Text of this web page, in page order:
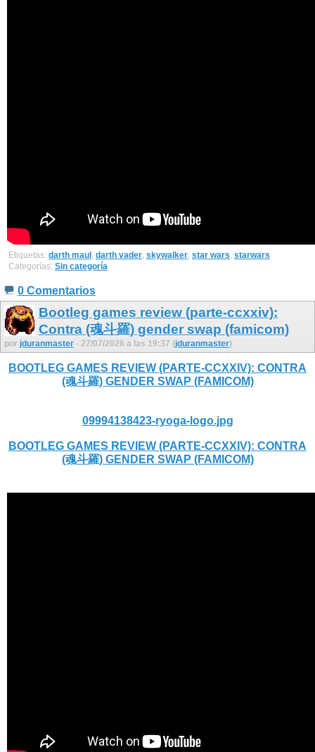
Etiquetas: darth maul darth vader skywalker star wars starwars
Categorías: Sin categoría
0 Comentarios
Bootleg games review (parte-ccxxiv):
Contra (魂斗羅) gender swap (famicom)
por jduranmaster - 27/07/2026 a las 19:37 (jduranmaster)
BOOTLEG GAMES REVIEW (PARTE-CCXXIV): CONTRA
(魂斗羅) GENDER SWAP (FAMICOM)
09994138423-ryoga-logo.jpg
BOOTLEG GAMES REVIEW (PARTE-CCXXIV): CONTRA
(魂斗羅) GENDER SWAP (FAMICOM)